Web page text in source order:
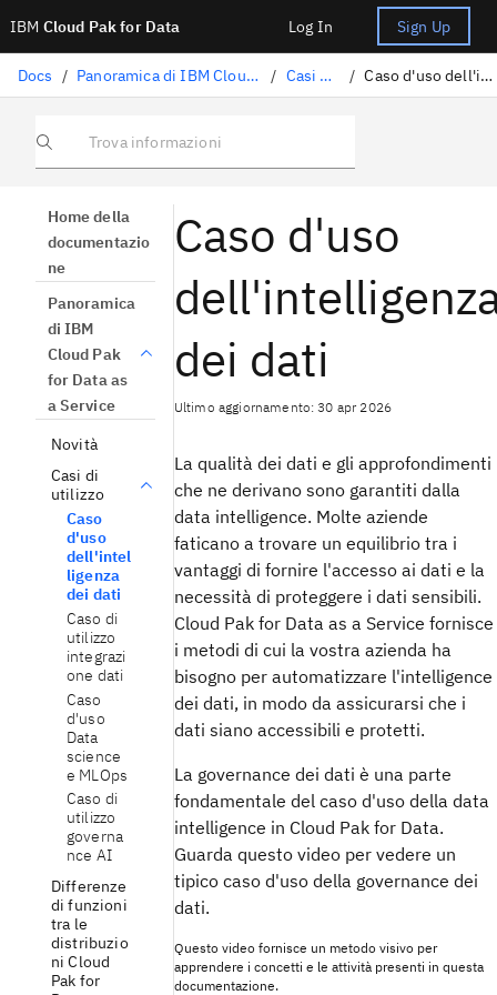
IBM Cloud Pak for Data Log In Sign Up
Docs / Panoramica di IBM Cloud Pak for Data as a Service / Casi di utilizzo / Caso d'uso dell'intelligenza dei dati
Trova informazioni
Home della
documentazio
ne
Panoramica
di IBM
Cloud Pak
for Data as
a Service
Novità
Casi di
utilizzo
Caso
d'uso
dell'intel
ligenza
dei dati
Caso di
utilizzo
integrazi
one dati
Caso
d'uso
Data
science
e MLOps
Caso di
utilizzo
governa
nce AI
Differenze
di funzioni
tra le
distribuzio
ni Cloud
Pak for
Caso d'uso
dei dati
Ultimo aggiornamento: 30 apr 2026
La qualità dei dati e gli approfondimenti
che ne derivano sono garantiti dalla
data intelligence. Molte aziende
faticano a trovare un equilibrio tra i
vantaggi di fornire l'accesso ai dati e la
necessità di proteggere i dati sensibili.
Cloud Pak for Data as a Service fornisce
i metodi di cui la vostra azienda ha
bisogno per automatizzare l'intelligence
dei dati, in modo da assicurarsi che i
dati siano accessibili e protetti.
La governance dei dati è una parte
fondamentale del caso d'uso della data
intelligence in Cloud Pak for Data.
Guarda questo video per vedere un
tipico caso d'uso della governance dei
dati.
Questo video fornisce un metodo visivo per
apprendere i concetti e le attività presenti in questa
documentazione.